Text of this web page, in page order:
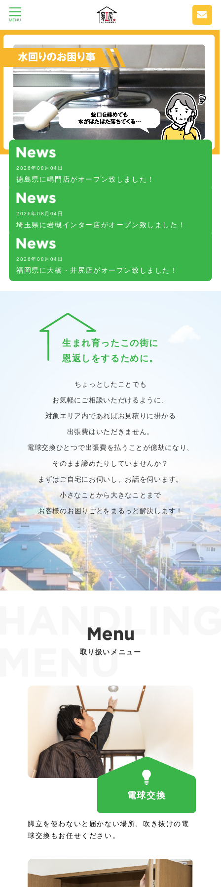
2026年08月04日
徳島県に鳴門店がオープン致しました！
2026年08月04日
埼玉県に岩槻インター店がオープン致しました！
2026年08月04日
福岡県に大橋・井尻店がオープン致しました！
生まれ育ったこの街に
恩返しをするために。
ちょっとしたことでも
お気軽にご相談いただけるように、
対象エリア内であればお見積りに掛かる
出張費はいただきません。
電球交換ひとつで出張費を払うことが億劫になり、
そのまま諦めたりしていませんか？
まずはご自宅にお伺いし、お話を伺います。
小さなことから大きなことまで
お客様のお困りごとをまるっと解決します！
取り扱いメニュー
電球交換
脚立を使わないと届かない場所、吹き抜けの電
球交換もお任せください。